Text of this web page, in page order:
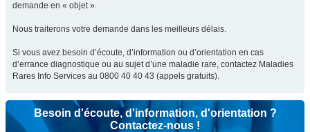
demande en « objet ».
Nous traiterons votre demande dans les meilleurs délais.
Si vous avez besoin d’écoute, d’information ou d’orientation en cas
d’errance diagnostique ou au sujet d’une maladie rare, contactez Maladies
Rares Info Services au 0800 40 40 43 (appels gratuits).
Besoin d'écoute, d'information, d'orientation ?
Contactez-nous !